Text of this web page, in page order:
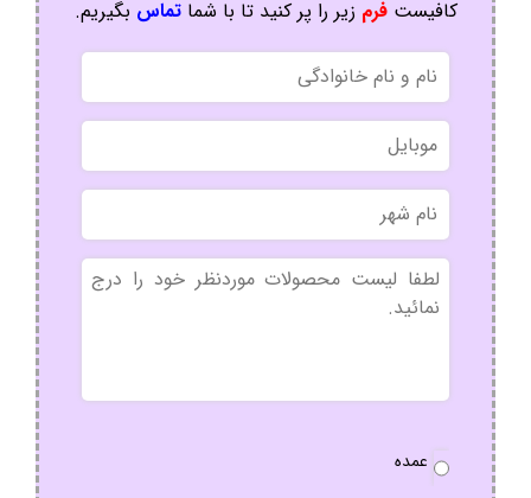
کافیستفرم زیر را پر کنید تا با شماتماس بگیریم.
نام
و
نام
خانوادگی
موبایل
نام
شهر
بدون
عنوان
سفارش
عمده